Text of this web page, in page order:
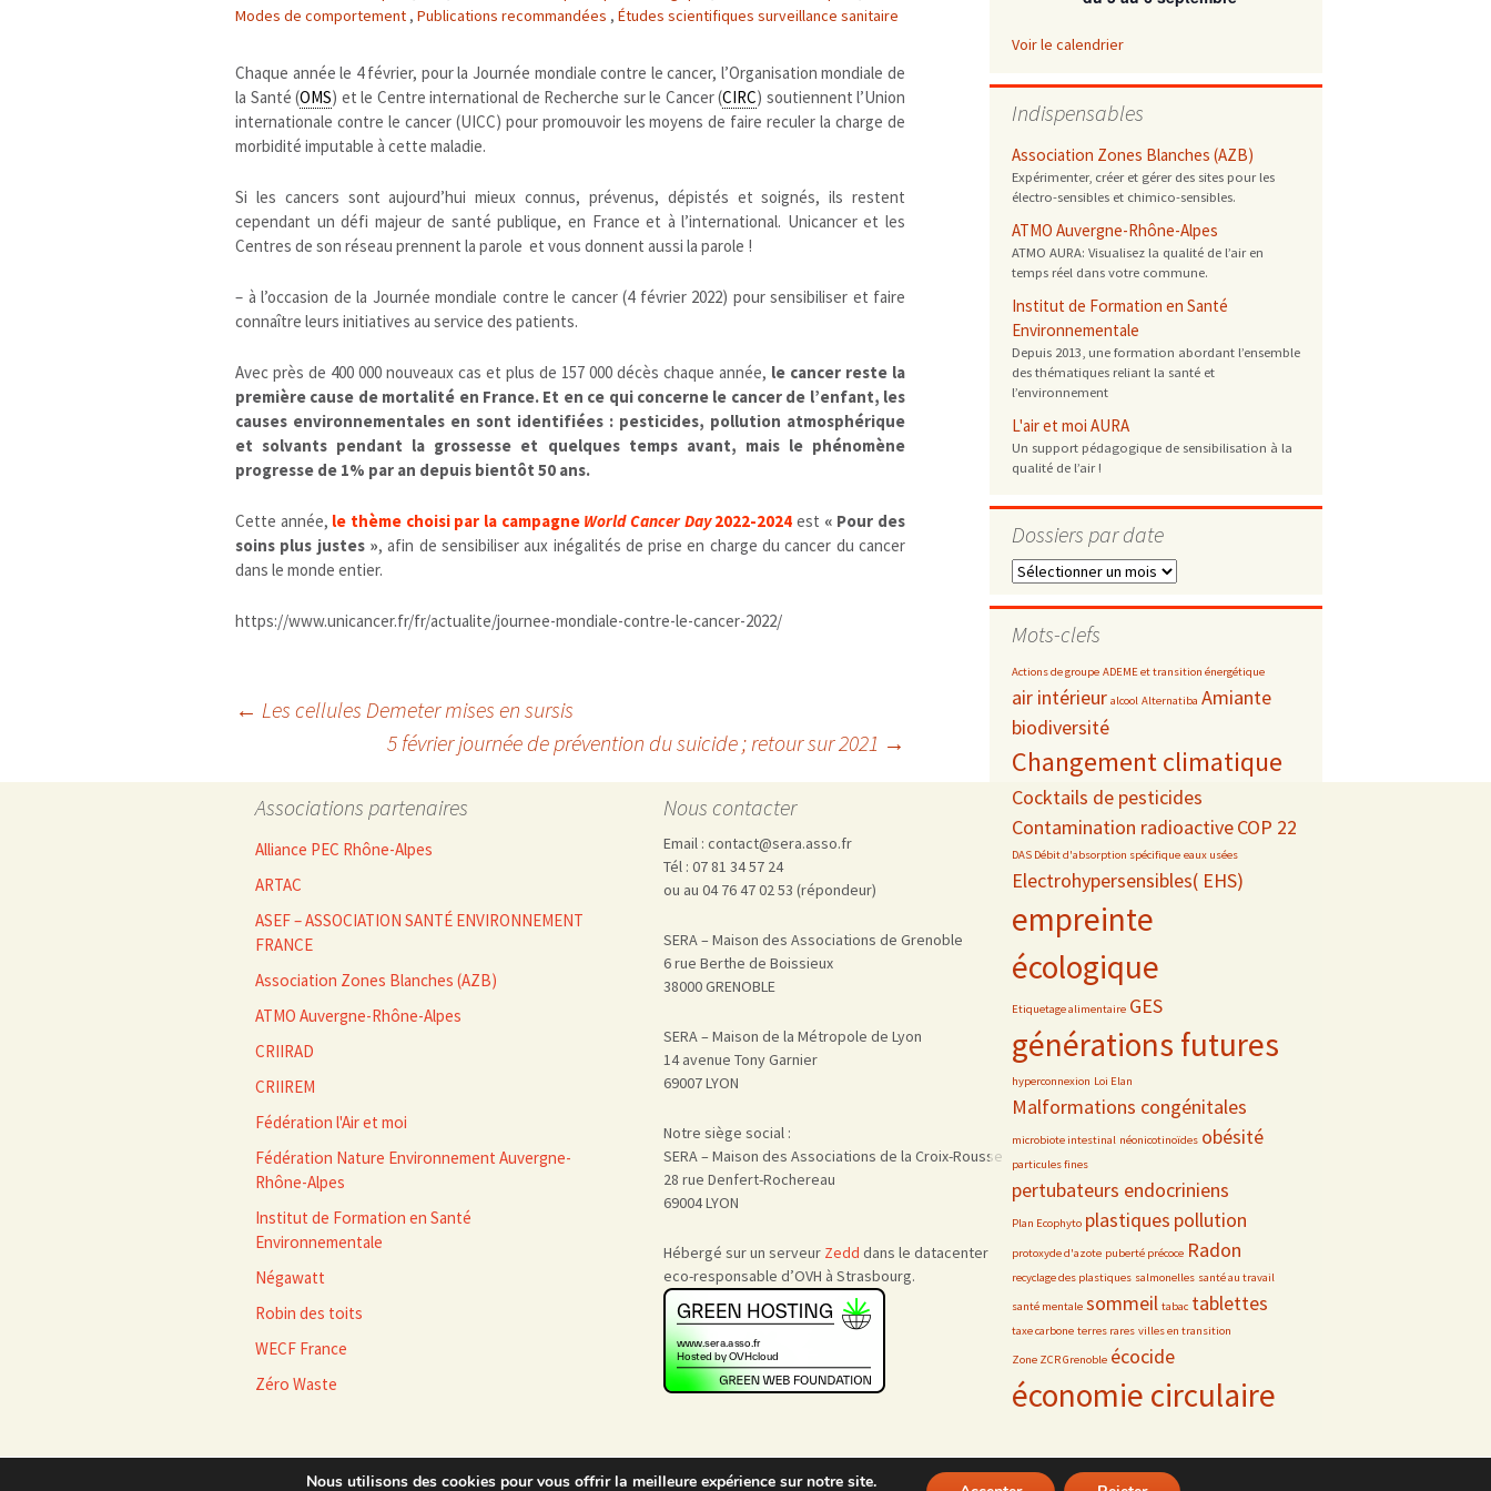
emballages
modes de conservation et de cuisson
positionnement citoyen / ONG
Biodiversité
Changements climatiques
Contamination infectieuse
cancérigène / mutagène / reprotoxique
perturbateurs endocriniens
recyclage
Décisions politiques et juridiques
européenne
Eau
renouvelables / transition énergétique
Environnement numérique
Études scientifiques
toxicologique
Logement
Modes de comportement
offre de soins
Petite enfance
dispositifs de santé, vaccins
Population à risque
adolescents
femmes enceintes / enfants
Technologies
environnement industriel
Tourisme
Modes de comportement , Publications recommandées , Études scientifiques surveillance sanitaire
Chaque année le 4 février, pour la Journée mondiale contre le cancer, l’Organisation mondiale de
la Santé (OMS) et le Centre international de Recherche sur le Cancer (CIRC) soutiennent l’Union
internationale contre le cancer (UICC) pour promouvoir les moyens de faire reculer la charge de
morbidité imputable à cette maladie.
Si les cancers sont aujourd’hui mieux connus, prévenus, dépistés et soignés, ils restent
cependant un défi majeur de santé publique, en France et à l’international. Unicancer et les
Centres de son réseau prennent la parole et vous donnent aussi la parole !
– à l’occasion de la Journée mondiale contre le cancer (4 février 2022) pour sensibiliser et faire
connaître leurs initiatives au service des patients.
Avec près de 400 000 nouveaux cas et plus de 157 000 décès chaque année, le cancer reste la
première cause de mortalité en France. Et en ce qui concerne le cancer de l’enfant, les
causes environnementales en sont identifiées : pesticides, pollution atmosphérique
et solvants pendant la grossesse et quelques temps avant, mais le phénomène
progresse de 1% par an depuis bientôt 50 ans.
Cette année, le thème choisi par la campagne World Cancer Day2022-2024 est « Pour des
soins plus justes », afin de sensibiliser aux inégalités de prise en charge du cancer du cancer
dans le monde entier.
https://www.unicancer.fr/fr/actualite/journee-mondiale-contre-le-cancer-2022/
Navigation
des
← Les cellules Demeter mises en sursis
5 février journée de prévention du suicide ; retour sur 2021 →
Voir le calendrier
Indispensables
Association Zones Blanches (AZB)
Expérimenter, créer et gérer des sites pour les
électro-sensibles et chimico-sensibles.
ATMO Auvergne-Rhône-Alpes
ATMO AURA: Visualisez la qualité de l’air en
temps réel dans votre commune.
Institut de Formation en Santé
Environnementale
Depuis 2013, une formation abordant l’ensemble
des thématiques reliant la santé et
l’environnement
L'air et moi AURA
Un support pédagogique de sensibilisation à la
qualité de l’air !
Dossiers par date
Dossiers
date
Mots-clefs
Actions de groupe ADEME et transition énergétique
air intérieur alcool Alternatiba Amiante
biodiversité
Changement climatique
Cocktails de pesticides
Contamination radioactiveCOP 22
DAS Débit d'absorption spécifique eaux usées
Electrohypersensibles( EHS)
empreinte
écologique
Etiquetage alimentaire GES
générations futures
hyperconnexion Loi Elan
Malformations congénitales
microbiote intestinal néonicotinoïdes obésité
particules fines
pertubateurs endocriniens
Plan Ecophyto plastiques pollution
protoxyde d'azote puberté précoce Radon
recyclage des plastiques salmonelles santé au travail
santé mentale sommeil tabac tablettes
taxe carbone terres rares villes en transition
Zone ZCR Grenoble écocide
économie circulaire
Associations partenaires
Alliance PEC Rhône-Alpes
ARTAC
ASEF – ASSOCIATION SANTÉ ENVIRONNEMENT
FRANCE
Association Zones Blanches (AZB)
ATMO Auvergne-Rhône-Alpes
CRIIRAD
CRIIREM
Fédération l'Air et moi
Fédération Nature Environnement Auvergne-
Rhône-Alpes
Institut de Formation en Santé
Environnementale
Négawatt
Robin des toits
WECF France
Zéro Waste
Nous contacter
Email : contact@sera.asso.fr
Tél : 07 81 34 57 24
ou au 04 76 47 02 53 (répondeur)
SERA – Maison des Associations de Grenoble
6 rue Berthe de Boissieux
38000 GRENOBLE
SERA – Maison de la Métropole de Lyon
14 avenue Tony Garnier
69007 LYON
Notre siège social :
SERA – Maison des Associations de la Croix-Rousse
28 rue Denfert-Rochereau
69004 LYON
Hébergé sur un serveur Zedd dans le datacenter
eco-responsable d’OVH à Strasbourg.
Nous utilisons des cookies pour vous offrir la meilleure expérience sur notre site.